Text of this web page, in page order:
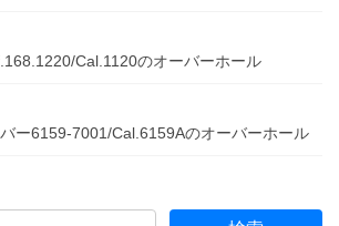
Cal.1120のオーバーホール
ー6159-7001/Cal.6159Aのオーバーホール